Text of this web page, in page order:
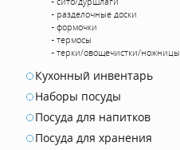
разделочные доски
формочки
термосы
терки/овощечистки/ножницы
Кухонный инвентарь
Наборы посуды
Посуда для напитков
Посуда для хранения